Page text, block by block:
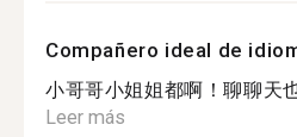
Compañero ideal de
小哥哥小姐姐都啊！聊聊天
Leer más